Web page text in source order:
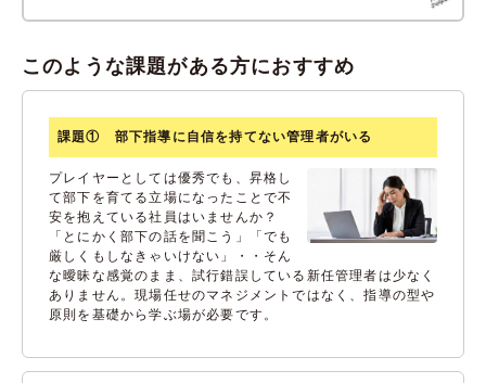
このような課題がある方におすすめ
課題① 部下指導に自信を持てない管理者がいる
プレイヤーとしては優秀でも、昇格し
て部下を育てる立場になったことで不
安を抱えている社員はいませんか？
「とにかく部下の話を聞こう」「でも
厳しくもしなきゃいけない」・・そん
な曖昧な感覚のまま、試行錯誤している新任管理者は少なく
ありません。現場任せのマネジメントではなく、指導の型や
原則を基礎から学ぶ場が必要です。